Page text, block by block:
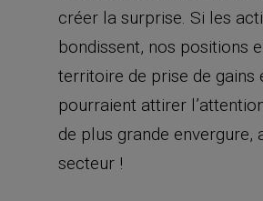
créer la surprise. Si les
bondissent, nos positions
territoire de prise de gains
pourraient attirer
de plus grande envergure,
secteur !